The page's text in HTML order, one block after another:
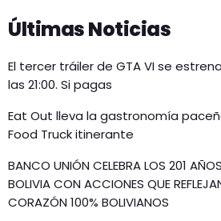
Últimas Noticias
El tercer tráiler de GTA VI se
las 21:00. Si pagas
Eat Out lleva la gastronomía
Food Truck itinerante
BANCO UNIÓN CELEBRA LOS 201
BOLIVIA CON ACCIONES QUE
CORAZÓN 100% BOLIVIANOS